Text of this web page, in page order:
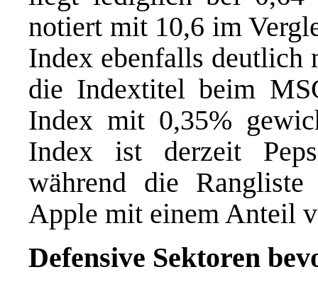
notiert mit 10,6 im
Index ebenfalls deutlich
die Indextitel beim
Index mit 0,35%
Index ist derzeit
während die
Apple mit einem Anteil
Defensive Sektoren